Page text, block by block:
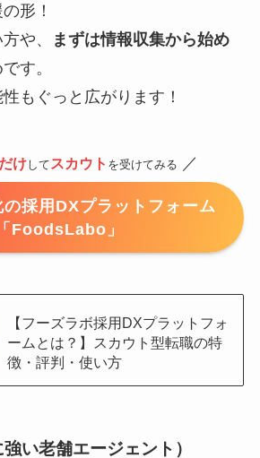
形！
や、
まずは情報収集から始め
す。
もぐっと広がります！
けして スカウト を受けてみる ／
採用DXプラットフォーム
「FoodsLabo」
【フーズラボ採用DXプラットフォ
ームとは？】スカウト型転職の特
徴・評判・使い方
い老舗エージェント）